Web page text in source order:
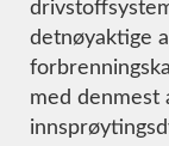
detnøyaktige
med denmest